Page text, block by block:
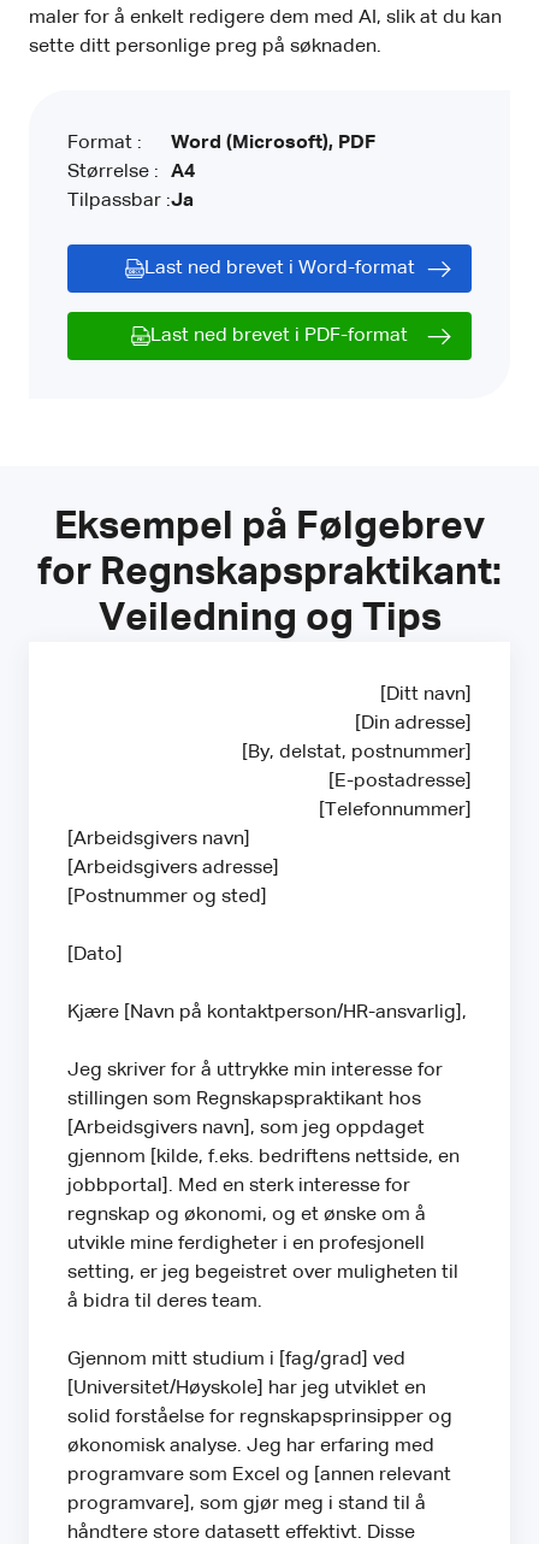
maler for å enkelt redigere dem med AI, slik at du kan
sette ditt personlige preg på søknaden.
Format :
Størrelse :
Tilpassbar :
Word (Microsoft), PDF
A4
Ja
Last ned brevet i Word-format
Last ned brevet i PDF-format
Eksempel på Følgebrev
for Regnskapspraktikant:
Veiledning og Tips
[Ditt navn]
[Din adresse]
[By, delstat, postnummer]
[E-postadresse]
[Telefonnummer]
[Arbeidsgivers navn]
[Arbeidsgivers adresse]
[Postnummer og sted]
[Dato]
Kjære [Navn på kontaktperson/HR-ansvarlig],
Jeg skriver for å uttrykke min interesse for
stillingen som Regnskapspraktikant hos
[Arbeidsgivers navn], som jeg oppdaget
gjennom [kilde, f.eks. bedriftens nettside, en
jobbportal]. Med en sterk interesse for
regnskap og økonomi, og et ønske om å
utvikle mine ferdigheter i en profesjonell
setting, er jeg begeistret over muligheten til
å bidra til deres team.
Gjennom mitt studium i [fag/grad] ved
[Universitet/Høyskole] har jeg utviklet en
solid forståelse for regnskapsprinsipper og
økonomisk analyse. Jeg har erfaring med
programvare som Excel og [annen relevant
programvare], som gjør meg i stand til å
håndtere store datasett effektivt. Disse